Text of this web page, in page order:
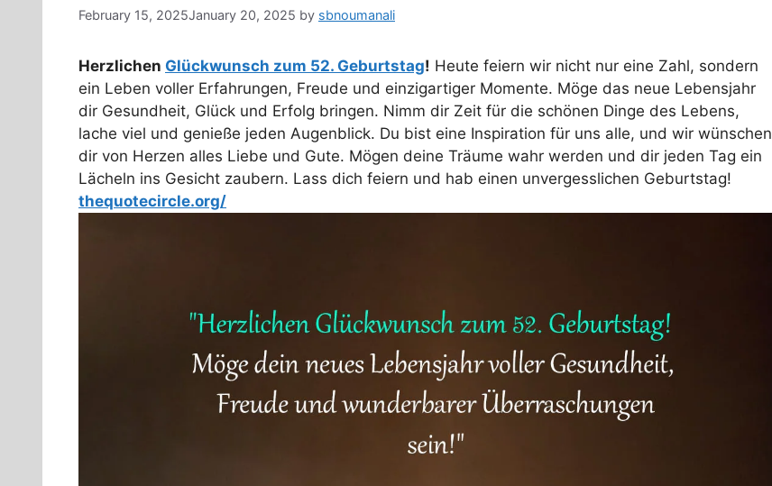
February 15, 2025January 20, 2025 by sbnoumanali
Herzlichen Glückwunsch zum 52. Geburtstag! Heute feiern wir nicht nur eine Zahl, sondern
ein Leben voller Erfahrungen, Freude und einzigartiger Momente. Möge das neue Lebensjahr
dir Gesundheit, Glück und Erfolg bringen. Nimm dir Zeit für die schönen Dinge des Lebens,
lache viel und genieße jeden Augenblick. Du bist eine Inspiration für uns alle, und wir wünschen
dir von Herzen alles Liebe und Gute. Mögen deine Träume wahr werden und dir jeden Tag ein
Lächeln ins Gesicht zaubern. Lass dich feiern und hab einen unvergesslichen Geburtstag!
thequotecircle.org/